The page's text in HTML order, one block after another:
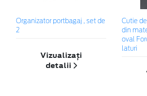
Organizator portbagaj , set de
2
Vizualizați
detalii
Cutie
din
oval
laturi